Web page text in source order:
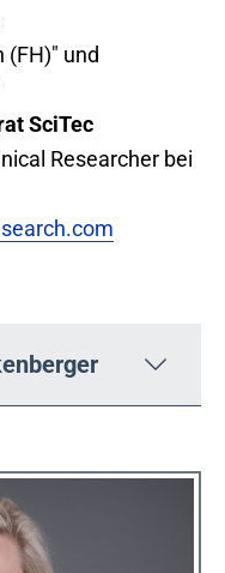
(FH)" und
SciTec
Researcher bei